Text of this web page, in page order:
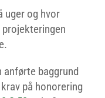
uger og hvor
baggrund
på honorering